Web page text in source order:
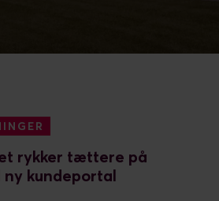
rykker tættere på
ny kundeportal